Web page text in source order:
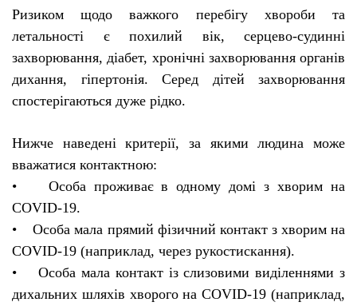
Ризиком щодо важкого перебігу хвороби та
летальності є похилий вік, серцево-судинні
захворювання, діабет, хронічні захворювання органів
дихання, гіпертонія. Серед дітей захворювання
спостерігаються дуже рідко.
Нижче наведені критерії, за якими людина може
вважатися контактною:
• Особа проживає в одному домі з хворим на
COVID-19.
• Особа мала прямий фізичний контакт з хворим на
COVID-19 (наприклад, через рукостискання).
• Особа мала контакт із слизовими виділеннями з
дихальних шляхів хворого на COVID-19 (наприклад,